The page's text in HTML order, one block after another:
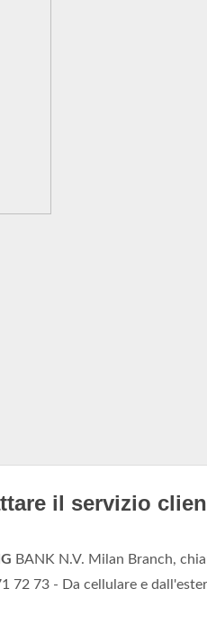
il servizio
BANK N.V. Milan Branch,
72 73 - Da cellulare e